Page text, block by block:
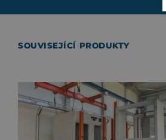
SOUVISEJÍCÍ PRODUKTY